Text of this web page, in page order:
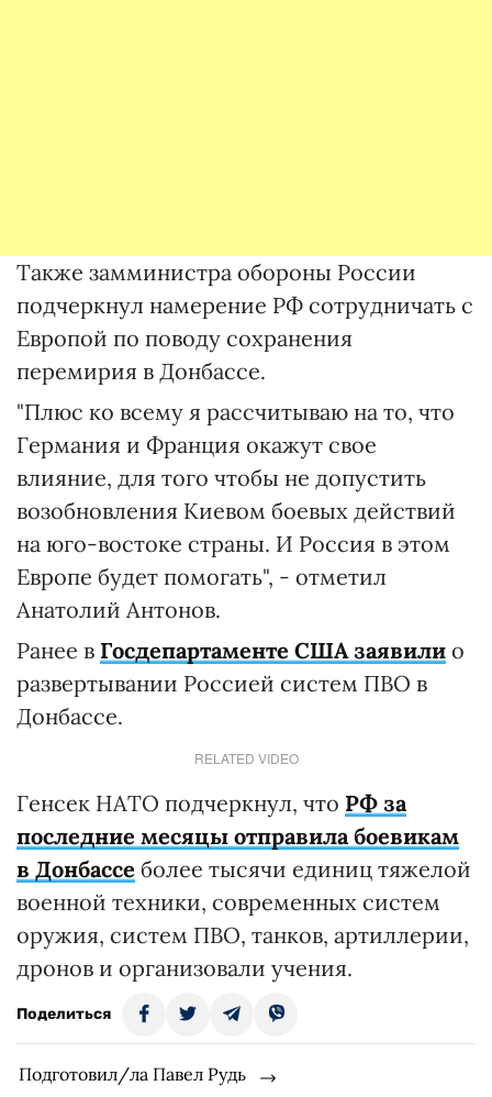
Также замминистра обороны России
подчеркнул намерение РФ сотрудничать с
Европой по поводу сохранения
перемирия в Донбассе.
"Плюс ко всему я рассчитываю на то, что
Германия и Франция окажут свое
влияние, для того чтобы не допустить
возобновления Киевом боевых действий
на юго-востоке страны. И Россия в этом
Европе будет помогать", - отметил
Анатолий Антонов.
Ранее в Госдепартаменте США заявили о
развертывании Россией систем ПВО в
Донбассе.
RELATED VIDEO
Генсек НАТО подчеркнул, что РФ за
последние месяцы отправила боевикам
в Донбассе более тысячи единиц тяжелой
военной техники, современных систем
оружия, систем ПВО, танков, артиллерии,
дронов и организовали учения.
Поделиться
Подготовил/ла Павел Рудь